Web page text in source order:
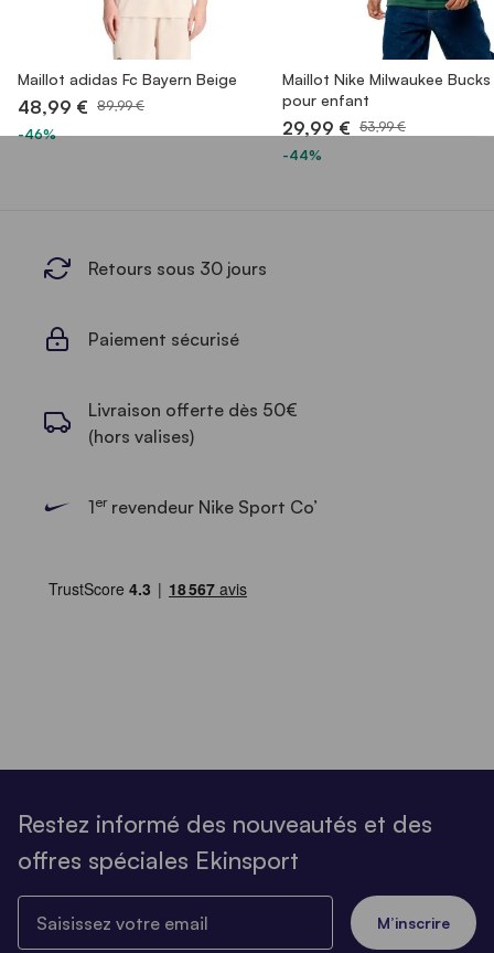
Maillot adidas Fc Bayern Beige
48,99 € 89,99 €
-46%
Maillot Nike Milwaukee
pour enfant
29,99 € 53,99 €
-44%
Retours sous 30 jours
Paiement sécurisé
Livraison offerte dès 50€
(hors valises)
1errevendeur Nike Sport Co’
Restez informé des nouveautés et des
offres spéciales Ekinsport
M’inscrire